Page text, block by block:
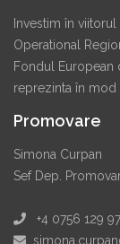
Investim în
Operational
Fondul European
reprezinta în mod
Promovare
Simona Curpan
Sef Dep.
+4 0756 129